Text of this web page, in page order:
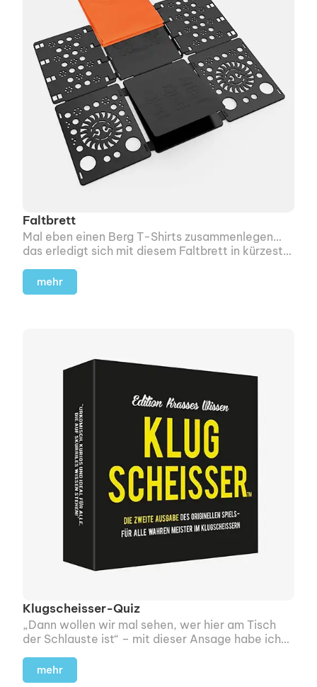
Faltbrett
Mal eben einen Berg T-Shirts zusammenlegen…
das erledigt sich mit diesem Faltbrett in kürzester
mehr
Klugscheisser-Quiz
„Dann wollen wir mal sehen, wer hier am Tisch
der Schlauste ist“ – mit dieser Ansage habe ich
mehr